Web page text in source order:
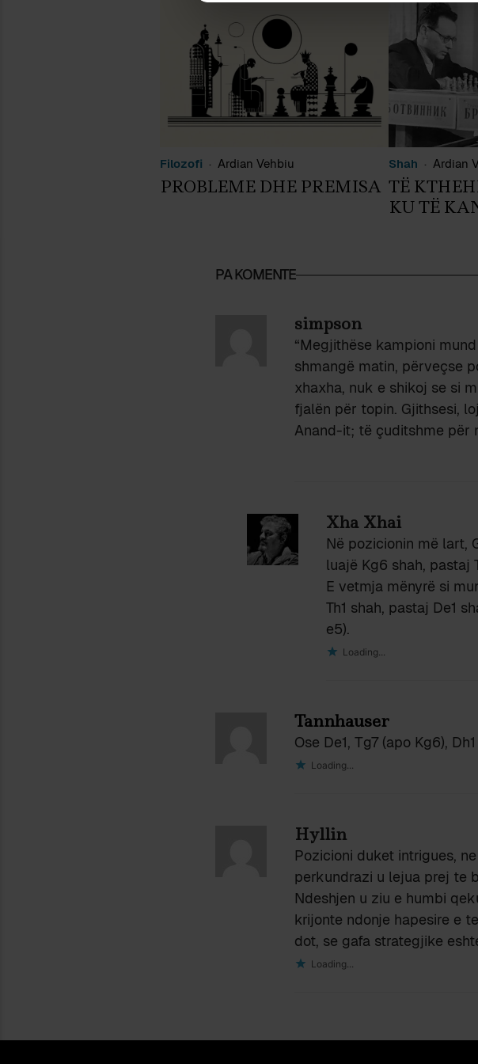
Filozofi Ardian Vehbiu
PROBLEME DHE PREMISA
Shah Ardian
TË
KU TË
PA KOMENTE
simpson
“Megjithëse kampioni
shmangë matin, përveçse
xhaxha, nuk e shikoj se si
fjalën për topin. Gjithsesi,
Anand-it; të çuditshme për
Xha Xhai
Në pozicionin më lart,
luajë Kg6 shah, pastaj
E vetmja mënyrë si
Th1 shah, pastaj De1
e5).
Loading...
Tannhauser
Ose De1, Τg7 (apo Kg6),
Loading...
Hyllin
Pozicioni duket intrigues,
perkundrazi u lejua prej te
Ndeshjen u ziu e humbi
krijonte ndonje hapesire e
dot, se gafa strategjike
Loading...